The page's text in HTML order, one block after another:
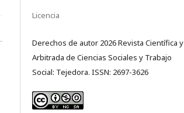
Licencia
Derechos de autor 2026 Revista Científica y
Arbitrada de Ciencias Sociales y Trabajo
Social: Tejedora. ISSN: 2697-3626